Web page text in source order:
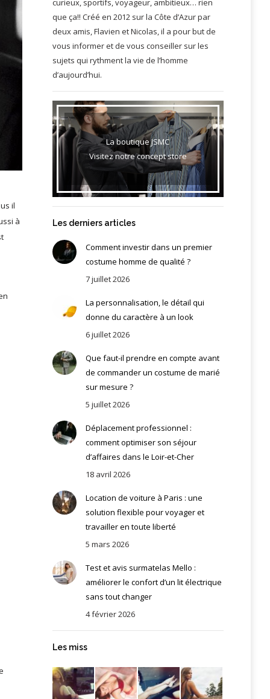
il
à
curieux, sportifs, voyageur, ambitieux… rien
que ça!! Créé en 2012 sur la Côte d’Azur par
deux amis, Flavien et Nicolas, il a pour but de
vous informer et de vous conseiller sur les
sujets qui rythment la vie de l’homme
d’aujourd’hui.
La boutique JSMC
Visitez notre concept store
Les derniers articles
Comment investir dans un premier
costume homme de qualité ?
7 juillet 2026
La personnalisation, le détail qui
donne du caractère à un look
6 juillet 2026
Que faut-il prendre en compte avant
de commander un costume de marié
sur mesure ?
5 juillet 2026
Déplacement professionnel :
comment optimiser son séjour
d’affaires dans le Loir-et-Cher
18 avril 2026
Location de voiture à Paris : une
solution flexible pour voyager et
travailler en toute liberté
5 mars 2026
Test et avis surmatelas Mello :
améliorer le confort d’un lit électrique
sans tout changer
4 février 2026
Les miss